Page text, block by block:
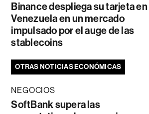
Binance despliega su tarjeta en
Venezuela en un mercado
impulsado por el auge de las
stablecoins
OTRAS NOTICIAS ECONÓMICAS
NEGOCIOS
SoftBank supera las